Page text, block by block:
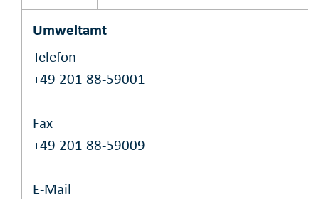
Umweltamt
Telefon
+49 201 88-59001
Fax
+49 201 88-59009
E-Mail